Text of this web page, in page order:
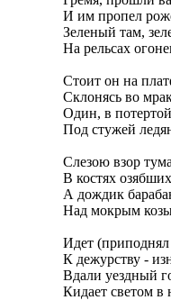
И им пропел
Зеленый там,
На рельсах
Стоит он на
Склонясь во
Один, в
Под стужей
Слезою взор
В костях
А дождик
Над мокрым
Идет (приподнял
К дежурству -
Вдали уездный
Кидает светом в